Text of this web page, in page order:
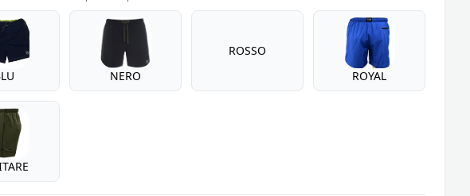
NERO
ROSSO
ROYAL